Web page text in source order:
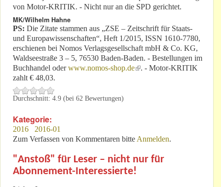
von Motor-KRITIK. - Nicht nur an die SPD gerichtet.
MK/Wilhelm Hahne
PS: Die Zitate stammen aus „ZSE – Zeitschrift für Staats-
und Europawissenschaften“, Heft 1/2015, ISSN 1610-7780,
erschienen bei Nomos Verlagsgesellschaft mbH & Co. KG,
Waldseestraße 3 – 5, 76530 Baden-Baden. - Bestellungen im
Buchhandel oderwww.nomos-shop.de(link is external)
. - Motor-KRITIK
zahlt € 48,03.
Durchschnitt: 4.9 (bei 62 Bewertungen)
Kategorie:
2016
2016-01
Zum Verfassen von Kommentaren bitte Anmelden.
"Anstoß" für Leser – nicht nur für
Abonnement-Interessierte!